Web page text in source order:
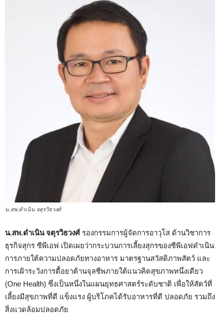
น.สพ.ดำเนิน จตุรวิธวงศ์
น.สพ.ดำเนิน จตุรวิธวงศ์ รองกรรมการผู้จัดการอาวุโส ด้านวิชาการ
ธุรกิจสุกร ซีพีเอฟ เปิดเผยว่ากระบวนการเลี้ยงสุกรของซีพีเอฟดำเนิน
การภายใต้ความปลอดภัยทางอาหาร มาตรฐานสวัสดิภาพสัตว์ และ
การเฝ้าระวังการดื้อยาต้านจุลชีพภายใต้แนวคิดสุขภาพหนึ่งเดียว
(One Health) ซึ่งเป็นหนึ่งในแผนยุทธศาสตร์ระดับชาติ เพื่อให้สัตว์ที่
เลี้ยงมีสุขภาพที่ดี แข็งแรง ผู้บริโภคได้รับอาหารที่ดี ปลอดภัย รวมถึง
สิ่งแวดล้อมปลอดภัย